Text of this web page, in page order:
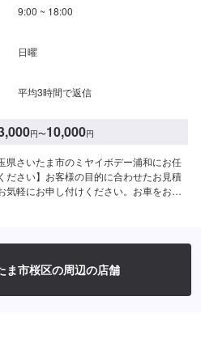
9:00 ~ 18:00
日曜
平均3時間で返信
円〜10,000円
県さいたま市のミヤイボデー浦和にお任
ださい】お客様の目的に合わせたお見積
気軽にお申し付けください。お車をお預
の作成【3】車のお預かり【4】修理開
フターサポート【代車について】作業中
種がお選びいただけ、ほぼすべてに
ま市桜区の周辺の店舗